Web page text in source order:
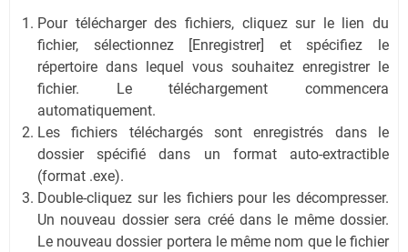
Pour télécharger des fichiers, cliquez sur le lien du
fichier, sélectionnez [Enregistrer] et spécifiez le
répertoire dans lequel vous souhaitez enregistrer le
fichier. Le téléchargement commencera
automatiquement.
Les fichiers téléchargés sont enregistrés dans le
dossier spécifié dans un format auto-extractible
(format .exe).
Double-cliquez sur les fichiers pour les décompresser.
Un nouveau dossier sera créé dans le même dossier.
Le nouveau dossier portera le même nom que le fichier